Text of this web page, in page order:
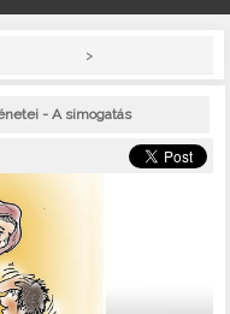
>
- A simogatás